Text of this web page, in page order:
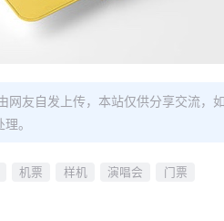
网友自发上传，本站仅供分享交流，
。
机票 样机 演唱会 门票